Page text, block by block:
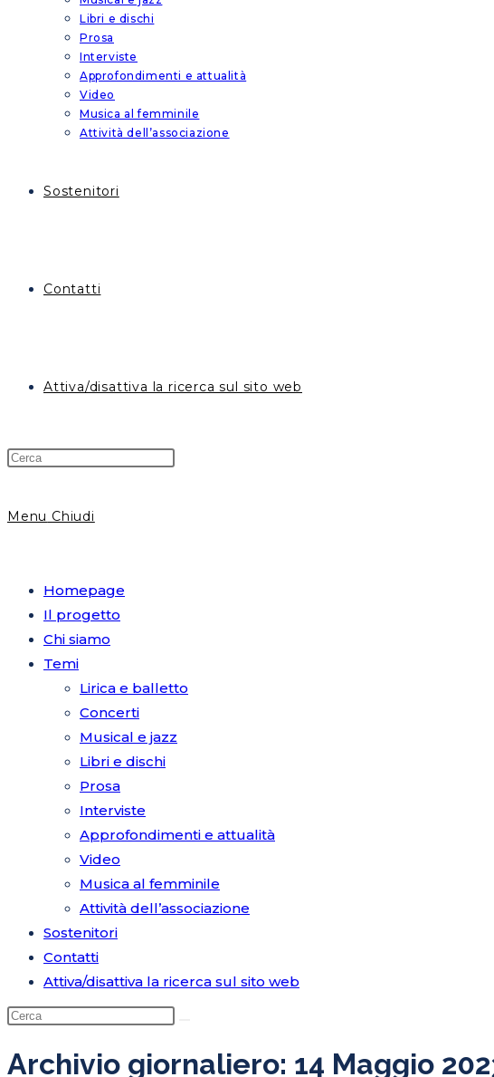
Libri e dischi
Prosa
Interviste
Approfondimenti e attualità
Video
Musica al femminile
Attività dell’associazione
Sostenitori
Contatti
Attiva/disattiva la ricerca sul sito web
Menu Chiudi
Homepage
Il progetto
Chi siamo
Temi
Lirica e balletto
Concerti
Musical e jazz
Libri e dischi
Prosa
Interviste
Approfondimenti e attualità
Video
Musica al femminile
Attività dell’associazione
Sostenitori
Contatti
Attiva/disattiva la ricerca sul sito web
Archivio giornaliero: 14 Maggio